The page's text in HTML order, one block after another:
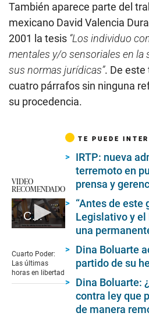
También aparece parte del
mexicano David Valencia
2001 la tesis “Los individuo
mentales y/o sensoriales en la
sus normas jurídicas”. De
cuatro párrafos sin ninguna
su procedencia.
VIDEO
RECOMENDADO
Cuarto Poder: Las últimas horas en libertad
of
6
minutes,
Cuarto Poder:
Las últimas
horas en libertad
TE PUEDE
IRTP: nueva
terremoto en
prensa y
“Antes de este
Legislativo y el
una
Dina Boluarte
partido de su
Dina Boluarte:
contra ley que
de manera